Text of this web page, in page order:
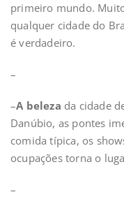
primeiro mundo.
qualquer cidade do
é verdadeiro.
–
–A beleza da cidade
Danúbio, as pontes
comida típica, os
ocupações torna o
–